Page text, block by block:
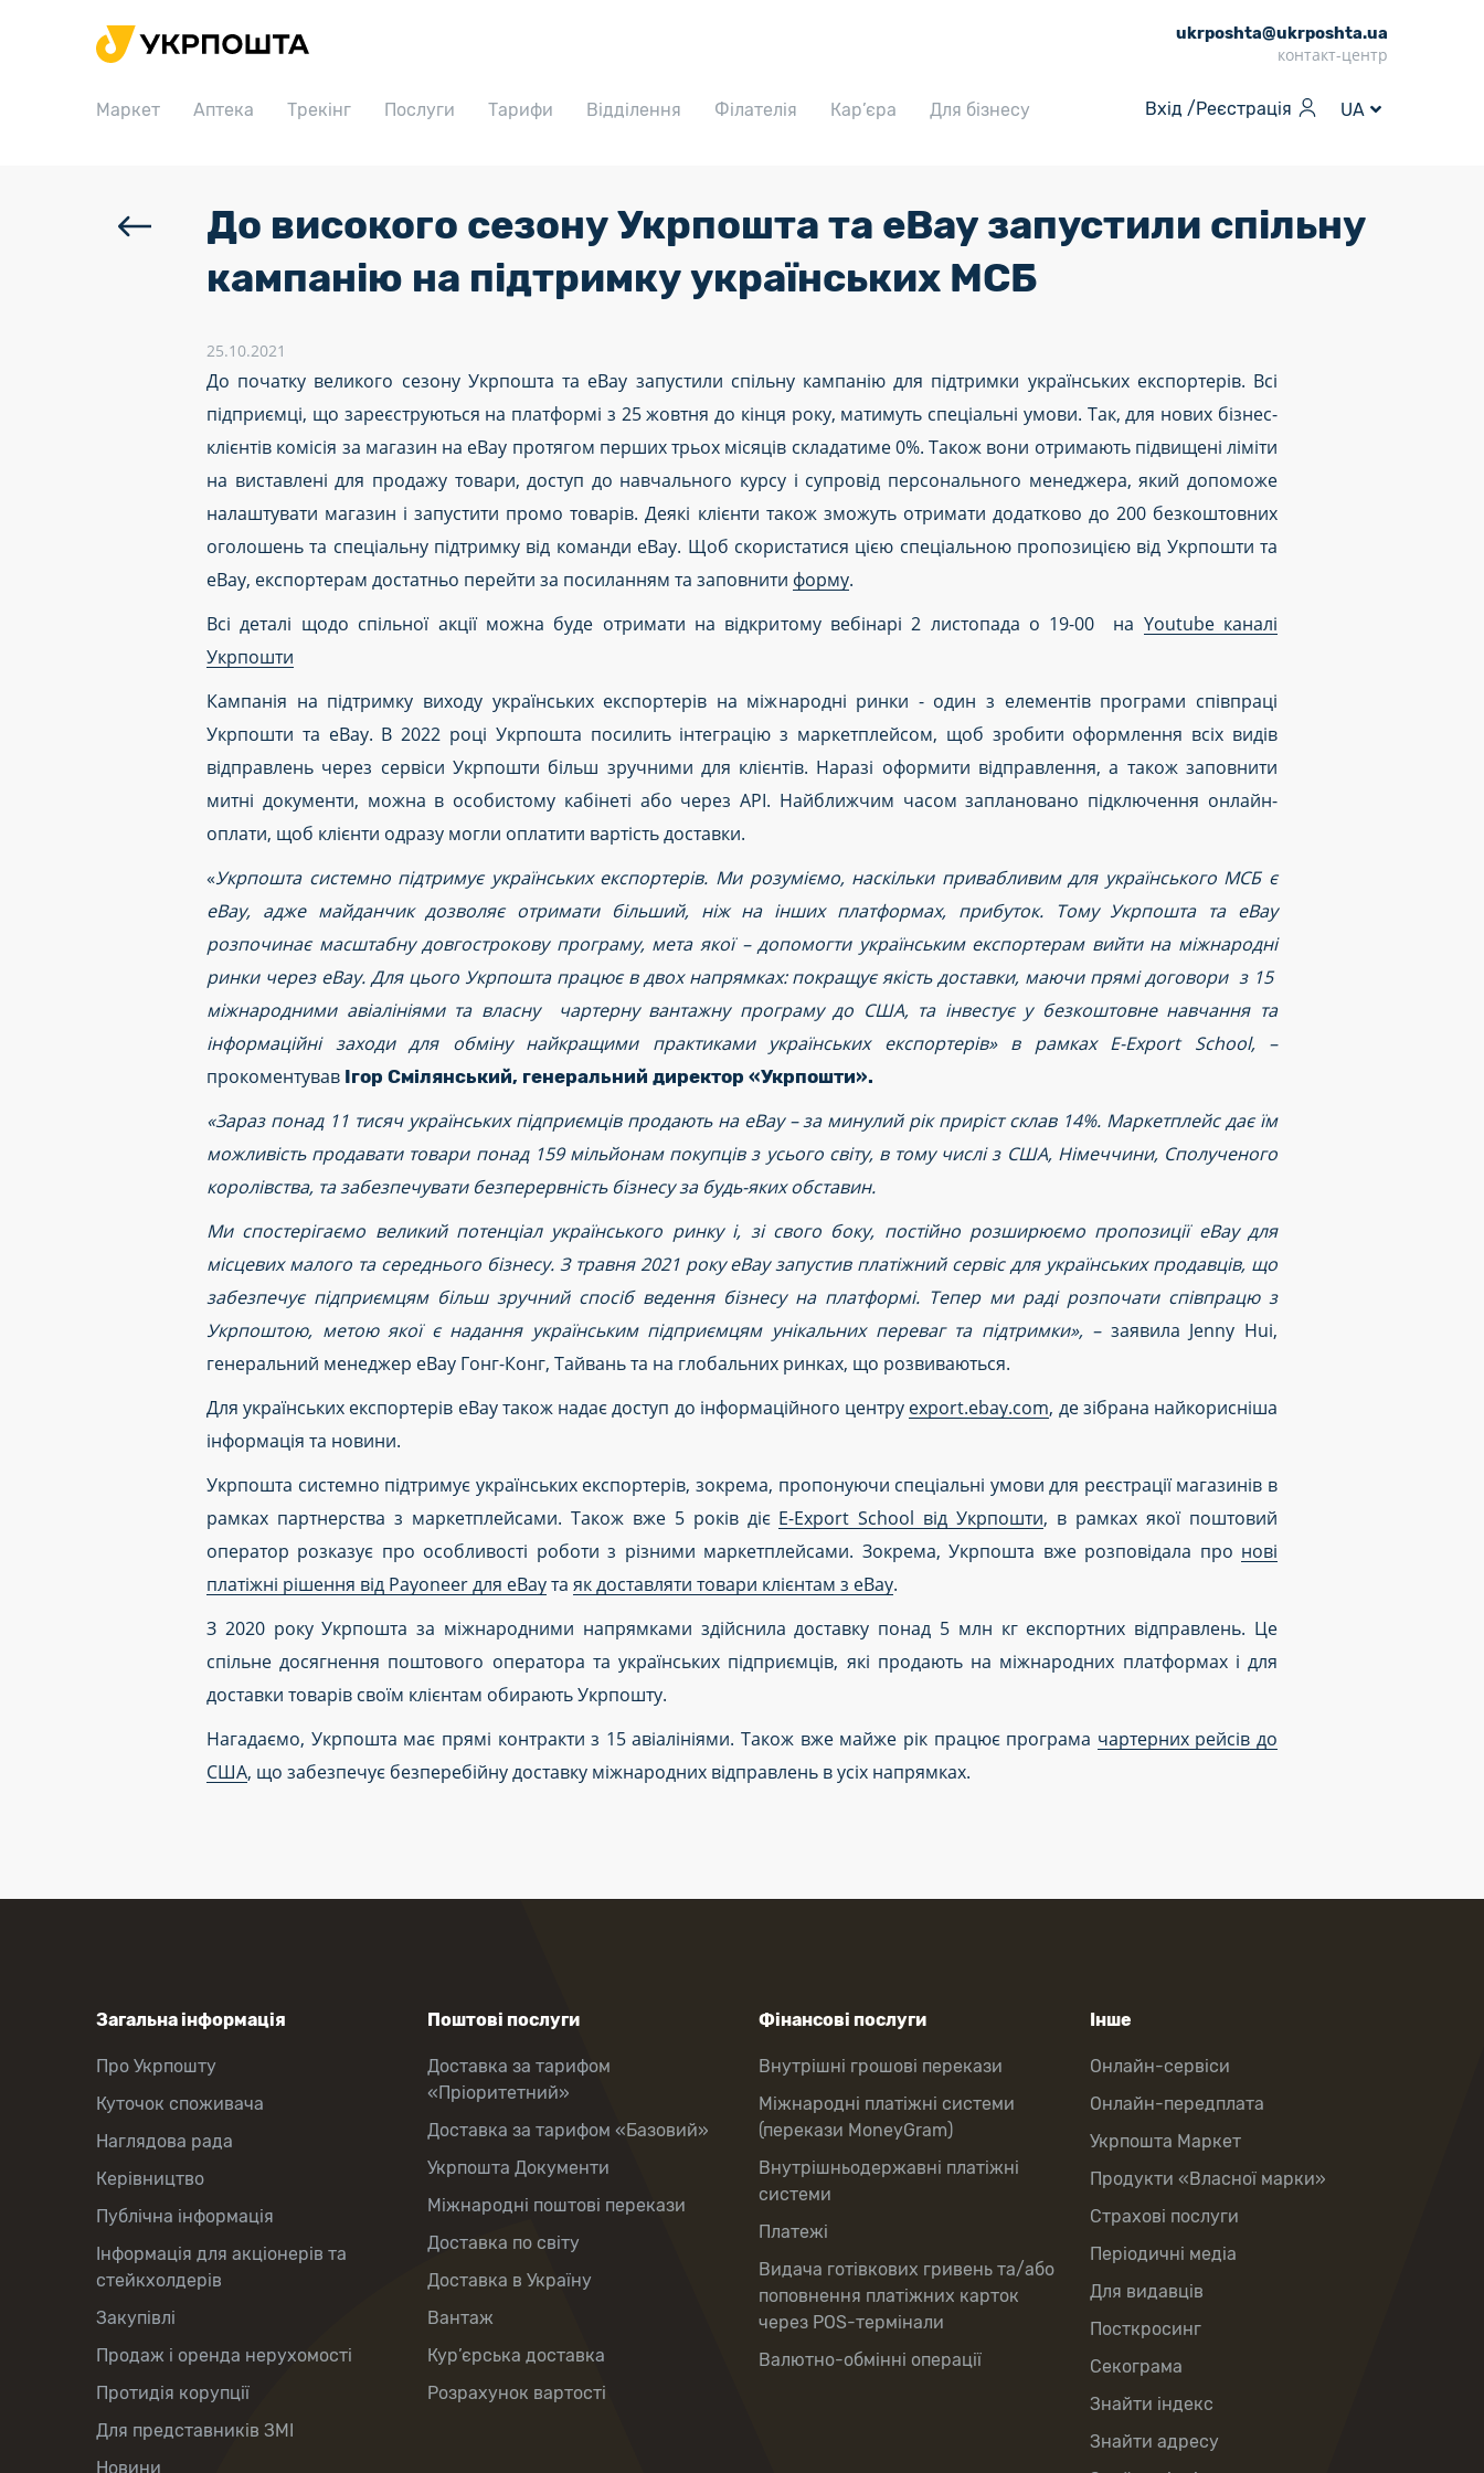
ukrposhta@ukrposhta.ua
контакт-центр
Маркет Аптека Трекінг Послуги Тарифи Відділення Філателія Кар’єра Для бізнесу Вхід /Реєстрація UA
Головна
Аптека
До високого сезону Укрпошта та eBay запустили спільну
кампанію на підтримку українських МСБ
25.10.2021
До початку великого сезону Укрпошта та eBay запустили спільну кампанію для підтримки українських експортерів. Всі
підприємці, що зареєструються на платформі з 25 жовтня до кінця року, матимуть спеціальні умови. Так, для нових бізнес-
клієнтів комісія за магазин на eBay протягом перших трьох місяців складатиме 0%. Також вони отримають підвищені ліміти
на виставлені для продажу товари, доступ до навчального курсу і супровід персонального менеджера, який допоможе
налаштувати магазин і запустити промо товарів. Деякі клієнти також зможуть отримати додатково до 200 безкоштовних
оголошень та спеціальну підтримку від команди eBay. Щоб скористатися цією спеціальною пропозицією від Укрпошти та
eBay, експортерам достатньо перейти за посиланням та заповнити форму.
Всі деталі щодо спільної акції можна буде отримати на відкритому вебінарі 2 листопада о 19-00 на Youtube каналі
Укрпошти
Кампанія на підтримку виходу українських експортерів на міжнародні ринки - один з елементів програми співпраці
Укрпошти та eBay. В 2022 році Укрпошта посилить інтеграцію з маркетплейсом, щоб зробити оформлення всіх видів
відправлень через сервіси Укрпошти більш зручними для клієнтів. Наразі оформити відправлення, а також заповнити
митні документи, можна в особистому кабінеті або через АРІ. Найближчим часом заплановано підключення онлайн-
оплати, щоб клієнти одразу могли оплатити вартість доставки.
«Укрпошта системно підтримує українських експортерів. Ми розуміємо, наскільки привабливим для українського МСБ є
eBay, адже майданчик дозволяє отримати більший, ніж на інших платформах, прибуток. Тому Укрпошта та eBay
розпочинає масштабну довгострокову програму, мета якої – допомогти українським експортерам вийти на міжнародні
ринки через eBay. Для цього Укрпошта працює в двох напрямках: покращує якість доставки, маючи прямі договори з 15
міжнародними авіалініями та власну чартерну вантажну програму до США, та інвестує у безкоштовне навчання та
інформаційні заходи для обміну найкращими практиками українських експортерів» в рамках E-Export School, –
прокоментував Ігор Смілянський, генеральний директор «Укрпошти».
«Зараз понад 11 тисяч українських підприємців продають на eBay – за минулий рік приріст склав 14%. Маркетплейс дає їм
можливість продавати товари понад 159 мільйонам покупців з усього світу, в тому числі з США, Німеччини, Сполученого
королівства, та забезпечувати безперервність бізнесу за будь-яких обставин.
Ми спостерігаємо великий потенціал українського ринку і, зі свого боку, постійно розширюємо пропозиції eBay для
місцевих малого та середнього бізнесу. З травня 2021 року eBay запустив платіжний сервіс для українських продавців, що
забезпечує підприємцям більш зручний спосіб ведення бізнесу на платформі. Тепер ми раді розпочати співпрацю з
Укрпоштою, метою якої є надання українським підприємцям унікальних переваг та підтримки», – заявила Jenny Hui,
генеральний менеджер eBay Гонг-Конг, Тайвань та на глобальних ринках, що розвиваються.
Для українських експортерів eBay також надає доступ до інформаційного центру export.ebay.com, де зібрана найкорисніша
інформація та новини.
Укрпошта системно підтримує українських експортерів, зокрема, пропонуючи спеціальні умови для реєстрації магазинів в
рамках партнерства з маркетплейсами. Також вже 5 років діє E-Export School від Укрпошти, в рамках якої поштовий
оператор розказує про особливості роботи з різними маркетплейсами. Зокрема, Укрпошта вже розповідала про нові
платіжні рішення від Payoneer для eBayта як доставляти товари клієнтам з eBay.
З 2020 року Укрпошта за міжнародними напрямками здійснила доставку понад 5 млн кг експортних відправлень. Це
спільне досягнення поштового оператора та українських підприємців, які продають на міжнародних платформах і для
доставки товарів своїм клієнтам обирають Укрпошту.
Нагадаємо, Укрпошта має прямі контракти з 15 авіалініями. Також вже майже рік працює програма чартерних рейсів до
США, що забезпечує безперебійну доставку міжнародних відправлень в усіх напрямках.
Загальна інформація
Про Укрпошту
Куточок споживача
Наглядова рада
Керівництво
Публічна інформація
Інформація для акціонерів та
стейкхолдерів
Закупівлі
Продаж і оренда нерухомості
Протидія корупції
Для представників ЗМІ
Новини
Поштові послуги
Доставка за тарифом
«Пріоритетний»
Доставка за тарифом «Базовий»
Укрпошта Документи
Міжнародні поштові перекази
Доставка по світу
Доставка в Україну
Вантаж
Кур’єрська доставка
Розрахунок вартості
Фінансові послуги
Внутрішні грошові перекази
Міжнародні платіжні системи
(перекази MoneyGram)
Внутрішньодержавні платіжні
системи
Платежі
Видача готівкових гривень та/або
поповнення платіжних карток
через POS-термінали
Валютно-обмінні операції
Інше
Онлайн-сервіси
Онлайн-передплата
Укрпошта Маркет
Продукти «Власної марки»
Страхові послуги
Періодичні медіа
Для видавців
Посткросинг
Секограма
Знайти індекс
Знайти адресу